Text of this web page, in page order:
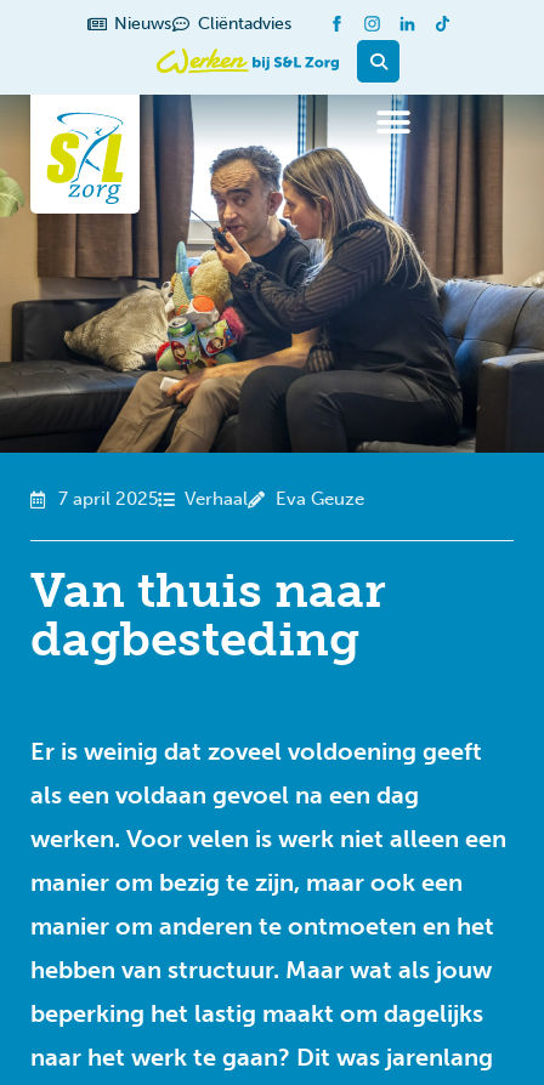
Nieuws Cliëntadvies
7 april 2025 Verhaal Eva Geuze
Van thuis naar
dagbesteding
Er is weinig dat zoveel voldoening geeft
als een voldaan gevoel na een dag
werken. Voor velen is werk niet alleen een
manier om bezig te zijn, maar ook een
manier om anderen te ontmoeten en het
hebben van structuur. Maar wat als jouw
beperking het lastig maakt om dagelijks
naar het werk te gaan? Dit was jarenlang